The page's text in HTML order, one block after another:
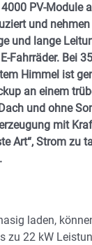
PV-Module
und
und lange
Fahrräder. Bei
Himmel ist
an einem
und ohne
mit
Art“, Strom zu
laden,
zu 22 kW